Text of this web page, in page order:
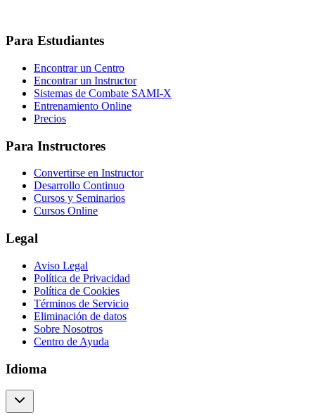
Para Estudiantes
Encontrar un Centro
Encontrar un Instructor
Sistemas de Combate SAMI-X
Entrenamiento Online
Precios
Para Instructores
Convertirse en Instructor
Desarrollo Continuo
Cursos y Seminarios
Cursos Online
Legal
Aviso Legal
Política de Privacidad
Política de Cookies
Términos de Servicio
Eliminación de datos
Sobre Nosotros
Centro de Ayuda
Idioma